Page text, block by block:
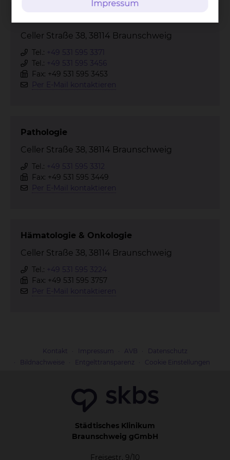
Celler Straße 38, 38114 Braunschweig
Tel.: +49 531 595 3371
Tel.: +49 531 595 3456
Fax: +49 531 595 3453
Per E-Mail kontaktieren
Pathologie
Celler Straße 38, 38114 Braunschweig
Tel.: +49 531 595 3312
Fax: +49 531 595 3449
Per E-Mail kontaktieren
Hämatologie & Onkologie
Celler Straße 38, 38114 Braunschweig
Tel.: +49 531 595 3224
Fax: +49 531 595 3757
Per E-Mail kontaktieren
Kontakt Impressum AVB
Datenschutz
Bildnachweise
Entgelttransparenz Cookie Einstellungen
Städtisches Klinikum
Braunschweig gGmbH
Freisestr. 9/10
Impressum